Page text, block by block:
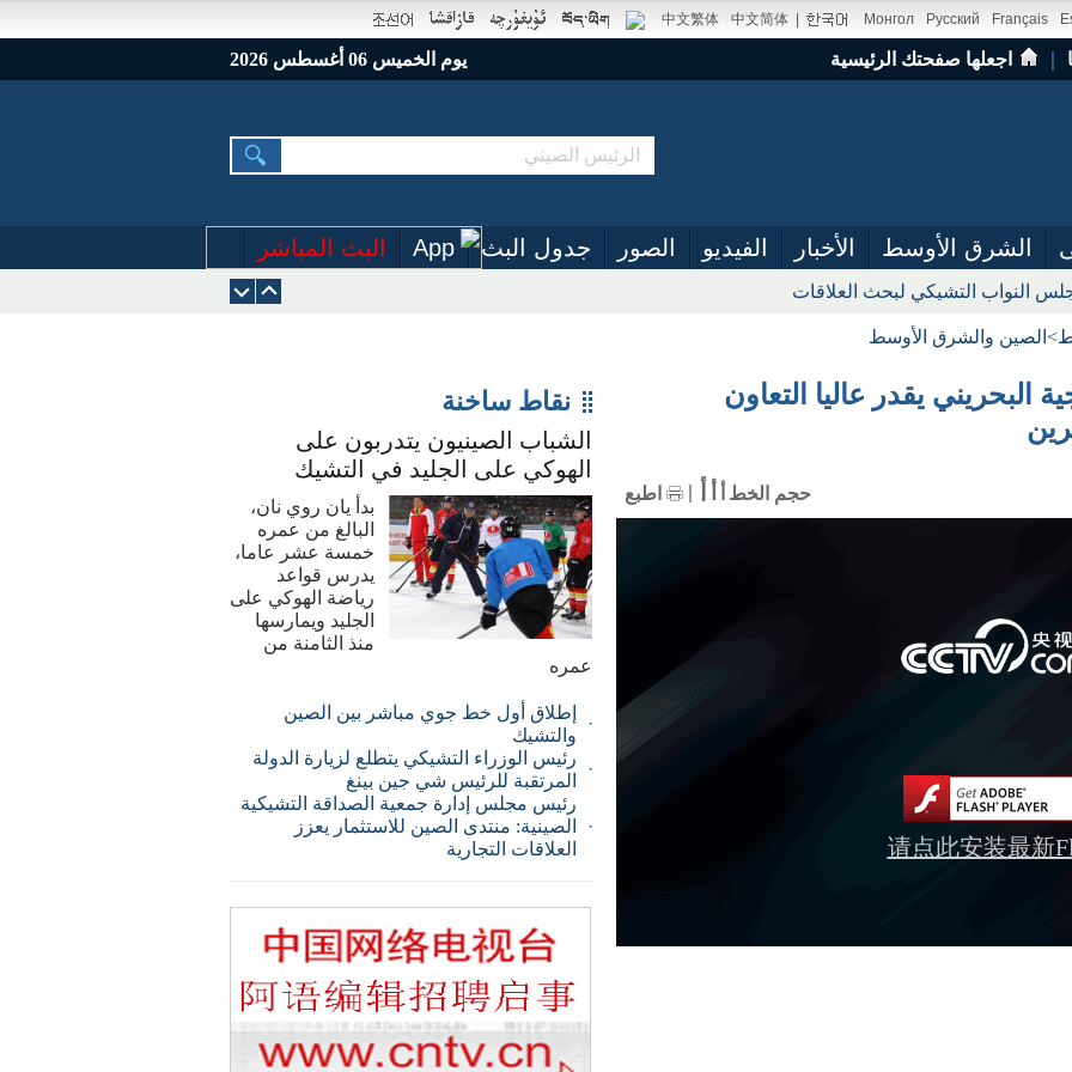
Français
Русский
Монгол
中文简体
中文繁体
اجعلها صفحتك الرئيسية يوم الخميس 06 أغسطس 2026
الشرق الأوسط الأخبار الفيديو الصور جدول البث App البث المباشر
النواب التشيكي لبحث العلاقات
> الصين والشرق الأوسط
نقاط ساخنة
الشباب الصينيون يتدربون على
الهوكي على الجليد في التشيك
بدأ يان روي نان،
البالغ من عمره
خمسة عشر عاما،
يدرس قواعد
رياضة الهوكي على
الجليد ويمارسها
منذ الثامنة من
عمره
إطلاق أول خط جوي مباشر بين الصين
والتشيك
رئيس الوزراء التشيكي يتطلع لزيارة الدولة
المرتقبة للرئيس شي جين بينغ
رئيس مجلس إدارة جمعية الصداقة التشيكية
الصينية: منتدى الصين للاستثمار يعزز
العلاقات التجارية
البحريني يقدر عاليا التعاون
اطبع حجم الخط
请点此安装最新